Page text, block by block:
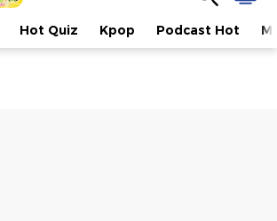
Hot Quiz Kpop Podcast Hot